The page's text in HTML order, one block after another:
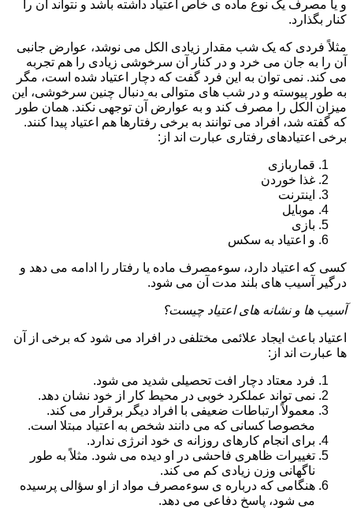
و یا مصرف یک نوع ماده ی خاص اعتیاد داشته باشد و نتواند آن را
کنار بگذارد.
مثلاً فردی که یک شب مقدار زیادی الکل می نوشد، عوارض جانبی
آن را به جان می خرد و در کنار آن سرخوشی زیادی را هم تجربه
می کند. نمی توان به این فرد گفت که دچار اعتیاد شده است، مگر
به طور پیوسته و در شب های متوالی به دنبال چنین سرخوشی، این
میزان الکل را مصرف کند و به عوارض آن توجهی نکند. همان طور
که گفته شد، افراد می توانند به برخی رفتارها هم اعتیاد پیدا کنند.
برخی اعتیادهای رفتاری عبارت اند از:
قماربازی
غذا خوردن
اینترنت
موبایل
بازی
و اعتیاد به سکس
کسی که اعتیاد دارد، سوءمصرف ماده یا رفتار را ادامه می دهد و
درگیر آسیب های بلند مدت آن می شود.
آسیب ها و نشانه های اعتیاد چیست؟
اعتیاد باعث ایجاد علائمی مختلفی در افراد می شود که برخی از آن
ها عبارت اند از:
فرد معتاد دچار افت تحصیلی شدید می شود.
نمی تواند عملکرد خوبی در محیط کار از خود نشان دهد.
معمولاً ارتباطات ضعیفی با افراد دیگر برقرار می کند.
مخصوصا کسانی که می دانند شخص به اعتیاد مبتلا است.
برای انجام کارهای روزانه ی خود انرژی ندارد.
تغییرات ظاهری فاحشی در او دیده می شود. مثلاً به طور
ناگهانی وزن زیادی کم می کند.
هنگامی که درباره ی سوءمصرف مواد از او سؤالی پرسیده
می شود، پاسخ دفاعی می دهد.